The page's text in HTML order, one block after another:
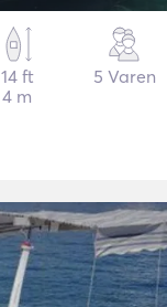
14 ft
4 m
5 Varen